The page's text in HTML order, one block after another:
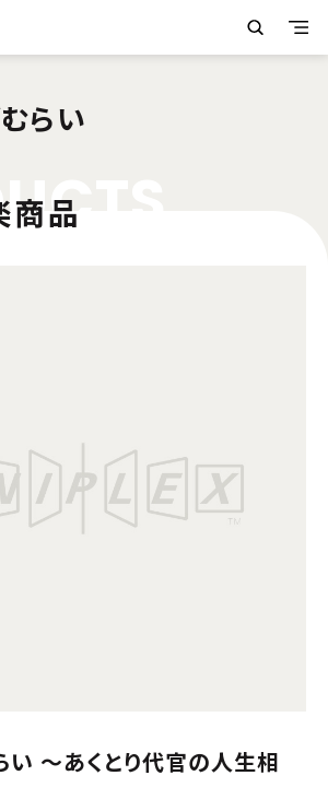
らい
UC
商品
い 〜あくとり代官の人生相